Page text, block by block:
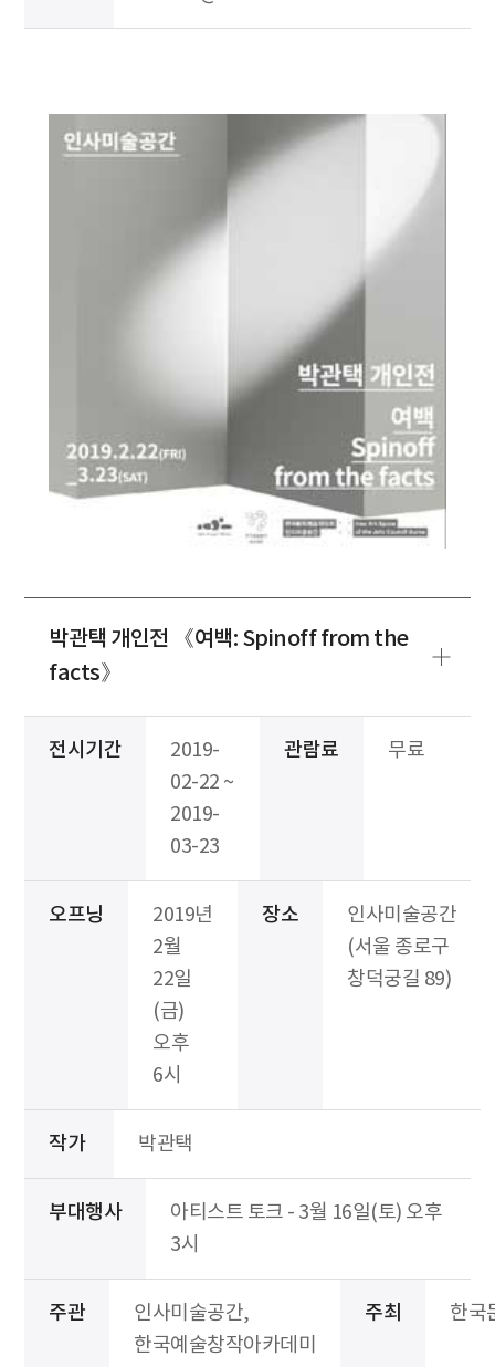
박관택 개인전 《여백: Spinoff from the
facts》
전시기간
2019-
02-22 ~
2019-
03-23
관람료 무료
오프닝
2019년
2월
22일
(금)
오후
6시
장소
인사미술공간
(서울 종로구
창덕궁길 89)
작가 박관택
부대행사
아티스트 토크 - 3월 16일(토) 오후
3시
주관
인사미술공간,
한국예술창작아카데미
주최 한국